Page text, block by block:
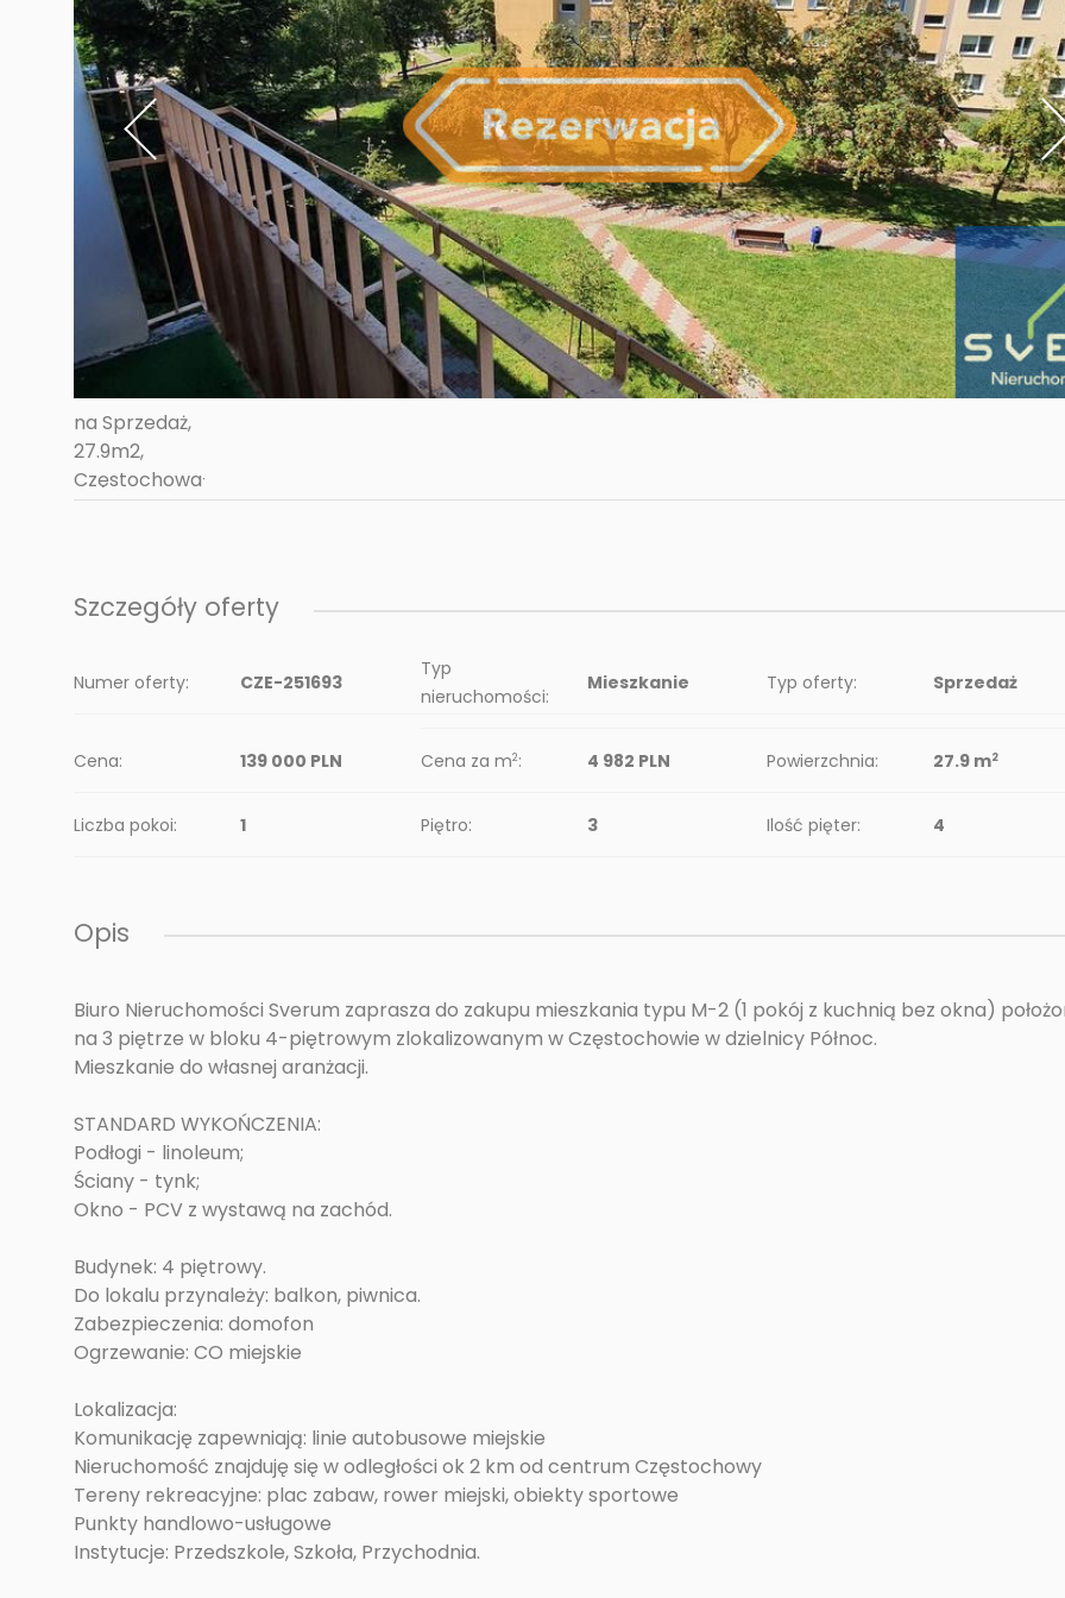
Szczegóły oferty
Numer oferty: CZE-251693
Typ
nieruchomości:
Mieszkanie Typ oferty: Sprzedaż
Cena: 139 000 PLN Cena za m2: 4 982 PLN Powierzchnia: 27.9 m2
Liczba pokoi: 1 Piętro: 3 Ilość pięter: 4
Opis
Biuro Nieruchomości Sverum zaprasza do zakupu mieszkania typu M-2 (1 pokój z kuchnią bez okna)
na 3 piętrze w bloku 4-piętrowym zlokalizowanym w Częstochowie w dzielnicy Północ.
Mieszkanie do własnej aranżacji.
STANDARD WYKOŃCZENIA:
Podłogi - linoleum;
Ściany - tynk;
Okno - PCV z wystawą na zachód.
Budynek: 4 piętrowy.
Do lokalu przynależy: balkon, piwnica.
Zabezpieczenia: domofon
Ogrzewanie: CO miejskie
Lokalizacja:
Komunikację zapewniają: linie autobusowe miejskie
Nieruchomość znajduję się w odległości ok 2 km od centrum Częstochowy
Tereny rekreacyjne: plac zabaw, rower miejski, obiekty sportowe
Punkty handlowo-usługowe
Instytucje: Przedszkole, Szkoła, Przychodnia.